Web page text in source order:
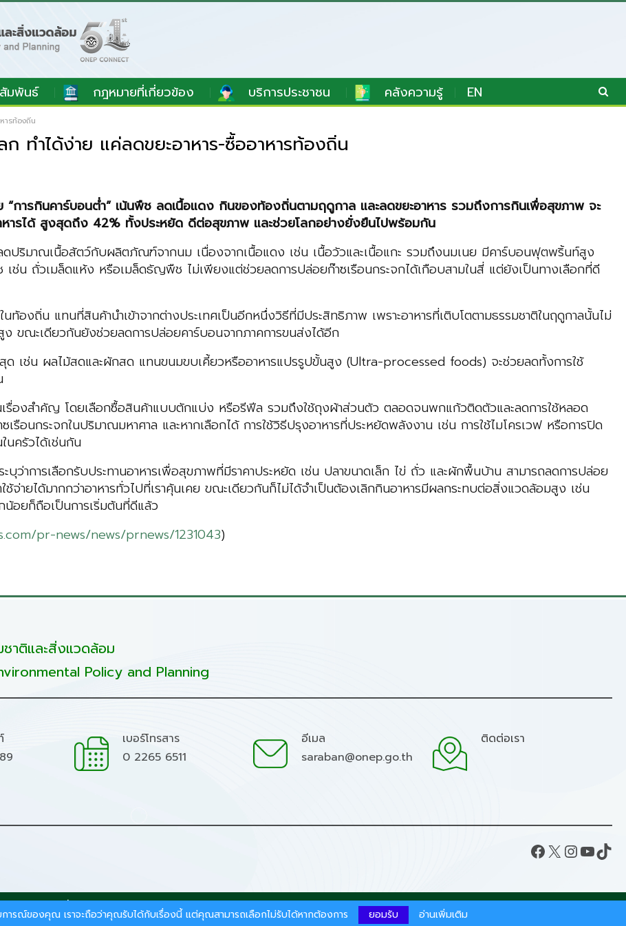
มพันธ์ กฎหมายที่เกี่ยวข้อง บริการประชาชน คลังความรู้ EN
ารท้องถิ่น
ทำได้ง่าย แค่ลดขยะอาหาร-ซื้ออาหารท้องถิ่น
ารกินคาร์บอนต่ำ” เน้นพืช ลดเนื้อแดง กินของท้องถิ่นตามฤดูกาล และลดขยะอาหาร รวมถึงการกินเพื่อสุขภาพ จะ
ารได้ สูงสุดถึง 42% ทั้งประหยัด ดีต่อสุขภาพ และช่วยโลกอย่างยั่งยืนไปพร้อมกัน
ดปริมาณเนื้อสัตว์กับผลิตภัณฑ์จากนม เนื่องจากเนื้อแดง เช่น เนื้อวัวและเนื้อแกะ รวมถึงนมเนย มีคาร์บอนฟุตพริ้นท์สูง
เช่น ถั่วเมล็ดแห้ง หรือเมล็ดธัญพืช ไม่เพียงแต่ช่วยลดการปล่อยก๊าซเรือนกระจกได้เกือบสามในสี่ แต่ยังเป็นทางเลือกที่ดี
ท้องถิ่น แทนที่สินค้านำเข้าจากต่างประเทศเป็นอีกหนึ่งวิธีที่มีประสิทธิภาพ เพราะอาหารที่เติบโตตามธรรมชาติในฤดูกาลนั้นไม่
ขณะเดียวกันยังช่วยลดการปล่อยคาร์บอนจากภาคการขนส่งได้อีก
ด เช่น ผลไม้สดและผักสด แทนขนมขบเคี้ยวหรืออาหารแปรรูปขั้นสูง (Ultra-processed foods) จะช่วยลดทั้งการใช้
รื่องสำคัญ โดยเลือกซื้อสินค้าแบบตักแบ่ง หรือรีฟีล รวมถึงใช้ถุงผ้าส่วนตัว ตลอดจนพกแก้วติดตัวและลดการใช้หลอด
รือนกระจกในปริมาณมหาศาล และหากเลือกได้ การใช้วิธีปรุงอาหารที่ประหยัดพลังงาน เช่น การใช้ไมโครเวฟ หรือการปิด
ครัวได้เช่นกัน
บุว่าการเลือกรับประทานอาหารเพื่อสุขภาพที่มีราคาประหยัด เช่น ปลาขนาดเล็ก ไข่ ถั่ว และผักพื้นบ้าน สามารถลดการปล่อย
ช้จ่ายได้มากกว่าอาหารทั่วไปที่เราคุ้นเคย ขณะเดียวกันก็ไม่ได้จำเป็นต้องเลิกกินอาหารมีผลกระทบต่อสิ่งแวดล้อมสูง เช่น
อยก็ถือเป็นการเริ่มต้นที่ดีแล้ว
pr-news/news/prnews/1231043)
าติและสิ่งแวดล้อม
Policy and Planning
เบอร์โทรสาร
0 2265 6511
อีเมล
saraban@onep.go.th
ติดต่อเรา
Facebook X InstagramYouTube TikTok
รมชาติและสิ่งแวดล้อม.
การณ์ของคุณ เราจะถือว่าคุณรับได้กับเรื่องนี้ แต่คุณสามารถเลือกไม่รับได้หากต้องการ ยอมรับ อ่านเพิ่มเติม